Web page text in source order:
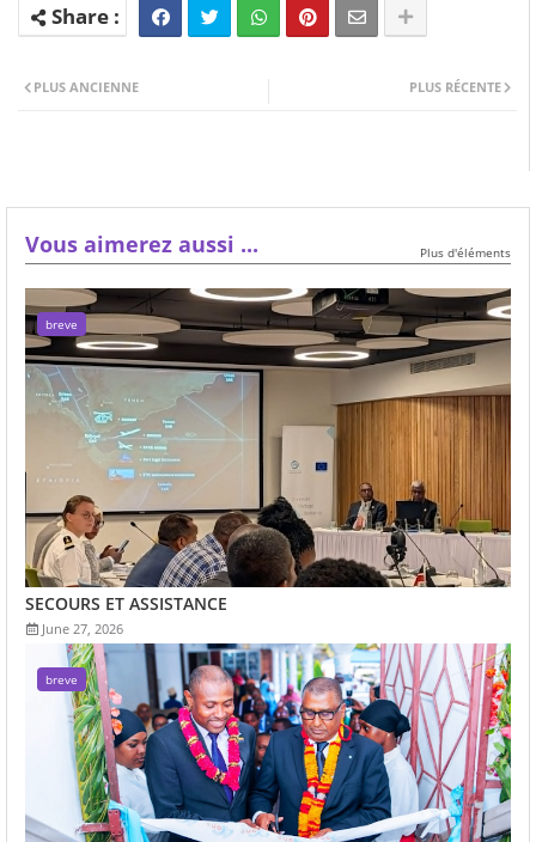
PLUS RÉCENTE
PLUS ANCIENNE
Vous aimerez aussi ... Plus d'éléments
breve
SECOURS ET ASSISTANCE
June 27, 2026
breve